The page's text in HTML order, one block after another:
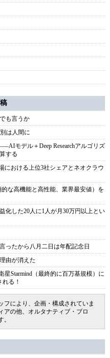
も言うか
は人間に
モデル＋Deep Researchアルゴリズ
する
における上位3社シェアとネオクラウ
な高機能と高性能、業界最安値）を
化した20人に1人が月30万円以上とい
ったから八月二日は年配記念日
由が消えた
Starmind（最終的に百万基規模）に
る！
フにより、企画・構成されていま
アの他、オルタナティブ・ブロ